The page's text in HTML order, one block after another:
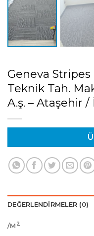
Geneva Stripes
Teknik Tah.
A.ş. – Ataşehir
DEĞERLENDIRMELER (0)
/M 2